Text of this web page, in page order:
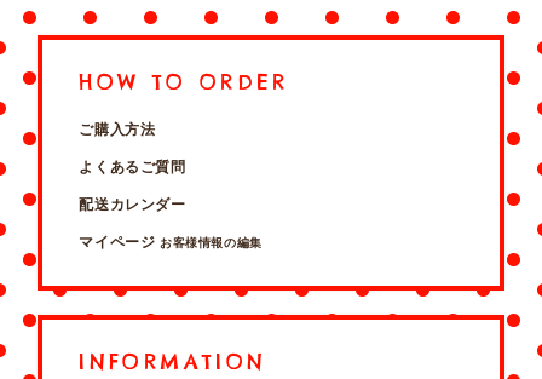
HOW TO ORDER
ご購入方法
よくあるご質問
配送カレンダー
マイページ お客様情報の編集
INFORMATION